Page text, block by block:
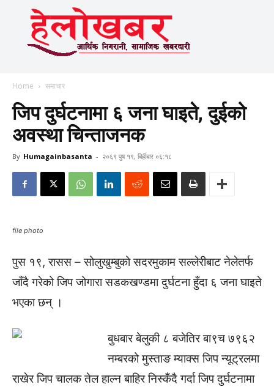
Home समाचार
जिप दुर्घटनामा ६ जना घाइते, दुईको
अवस्था चिन्ताजनक
By Humagainbasanta - २०६९ पुष १९, बिहीबार ०६:१८
file photo
पुस १९, रासस – सोलुखुम्बुको सदरमुकाम सल्लेरीबाट नेलेतर्फ
जाँदै गरेको जिप जोगारा सडकखण्डमा दुर्घटना हुँदा ६ जना घाइते
भएका छन् ।
बुधबार बेलुकी ८ बजेतिर बा९च ७९६२
नम्बरको मुस्ताङ म्याक्स जिप न्यूट्रलमा
राखेर जिप चालक तेल हाल्न बाहिर निस्कँदै गर्दा जिप दुर्घटनामा